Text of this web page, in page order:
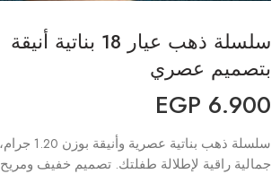
سلسلة ذهب عيار 18 بناتية أنيقة
بتصميم عصري
6.900
EGP
سلسلة ذهب
جمالية راقية لإطلالة طفلتك. تصميم خفيف ومريح